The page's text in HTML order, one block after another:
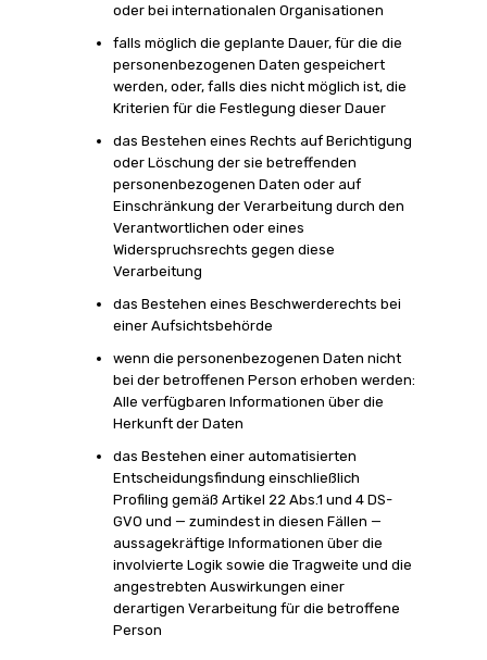
oder bei internationalen Organisationen
falls möglich die geplante Dauer, für die die
personenbezogenen Daten gespeichert
werden, oder, falls dies nicht möglich ist, die
Kriterien für die Festlegung dieser Dauer
das Bestehen eines Rechts auf Berichtigung
oder Löschung der sie betreffenden
personenbezogenen Daten oder auf
Einschränkung der Verarbeitung durch den
Verantwortlichen oder eines
Widerspruchsrechts gegen diese
Verarbeitung
das Bestehen eines Beschwerderechts bei
einer Aufsichtsbehörde
wenn die personenbezogenen Daten nicht
bei der betroffenen Person erhoben werden:
Alle verfügbaren Informationen über die
Herkunft der Daten
das Bestehen einer automatisierten
Entscheidungsfindung einschließlich
Profiling gemäß Artikel 22 Abs.1 und 4 DS-
GVO und — zumindest in diesen Fällen —
aussagekräftige Informationen über die
involvierte Logik sowie die Tragweite und die
angestrebten Auswirkungen einer
derartigen Verarbeitung für die betroffene
Person